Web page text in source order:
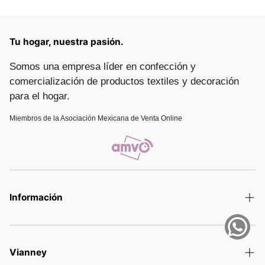
Tu hogar, nuestra pasión.
Somos una empresa líder en confección y
comercialización de productos textiles y decoración
para el hogar.
Miembros de la Asociación Mexicana de Venta Online
Información
Términos y Condiciones
Aviso de privacidad
Vianney